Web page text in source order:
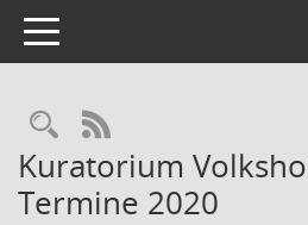
Toggle navigation
Rechercheauswahl
RSS-Feed
Kuratorium
Termine 2020